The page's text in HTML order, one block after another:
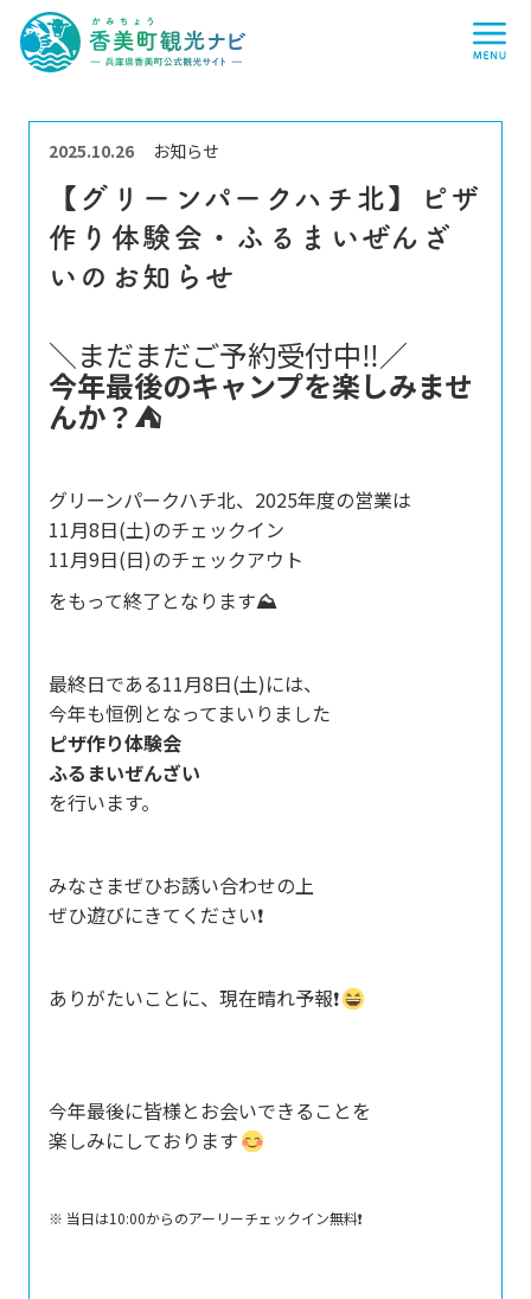
香
美
町
光
ナ
ビ
兵
庫
県
香
美
町
観
光
サ
イ
ト
-
【グリーンパークハチ北】ピザ
作り体験会・ふるまいぜんざ
いのお知らせ
2025.10.26 お知らせ
＼まだまだご予約受付中‼️／
今年最後のキャンプを楽しみませ
んか？⛺️
グリーンパークハチ北、2025年度の営業は
11月8日(土)のチェックイン
11月9日(日)のチェックアウト
をもって終了となります⛰️
最終日である11月8日(土)には、
今年も恒例となってまいりました
ピザ作り体験会
ふるまいぜんざい
を行います。
みなさまぜひお誘い合わせの上
ぜひ遊びにきてください❗
ありがたいことに、現在晴れ予報❗️
今年最後に皆様とお会いできることを
楽しみにしております
※ 当日は10:00からのアーリーチェックイン無料❗️